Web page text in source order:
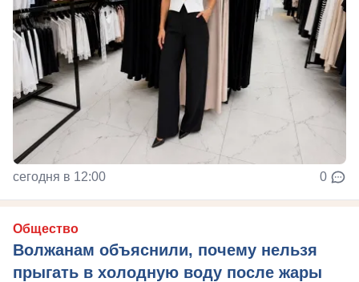
сегодня в 12:00 0
Общество
Волжанам объяснили, почему нельзя
прыгать в холодную воду после жары